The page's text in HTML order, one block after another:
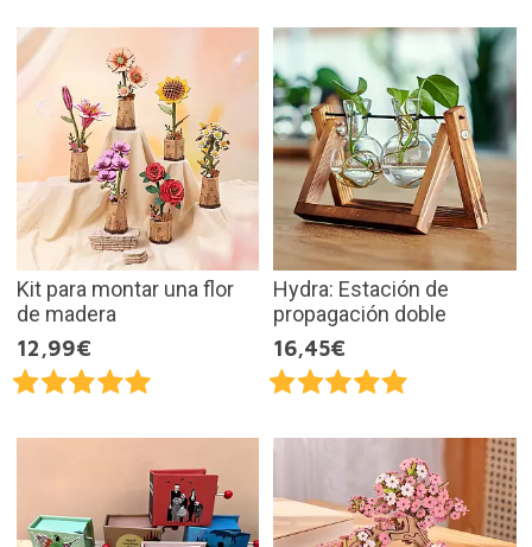
Kit para montar una flor
de madera
12,99€
Hydra: Estación de
propagación doble
16,45€